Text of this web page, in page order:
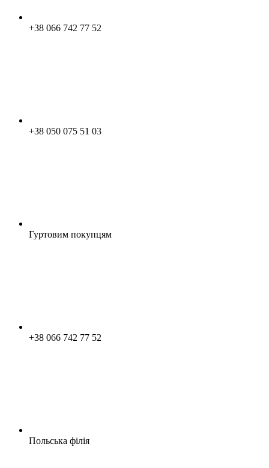
+38 066 742 77 52
+38 050 075 51 03
Гуртовим покупцям
+38 066 742 77 52
Польська філія